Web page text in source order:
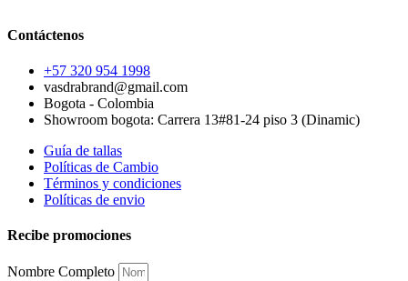
Contáctenos
+57 320 954 1998
vasdrabrand@gmail.com
Bogota - Colombia
Showroom bogota: Carrera 13#81-24 piso 3 (Dinamic)
Guía de tallas
Políticas de Cambio
Términos y condiciones
Políticas de envio
Recibe promociones
Nombre Completo